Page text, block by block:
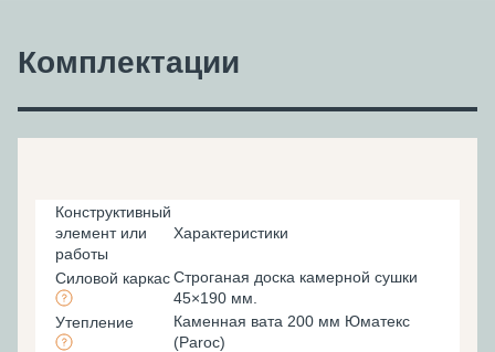
Комплектации
Конструктивный
элемент или
работы
Характеристики
Силовой каркасСтроганая доска камерной сушки
45×190 мм.
Утепление
Каменная вата 200 мм Юматекс
(Paroc)